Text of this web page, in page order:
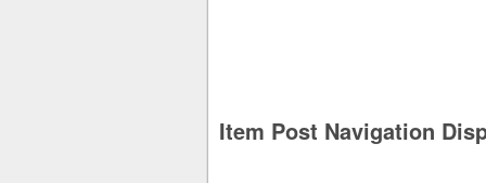
Item Post Navigation